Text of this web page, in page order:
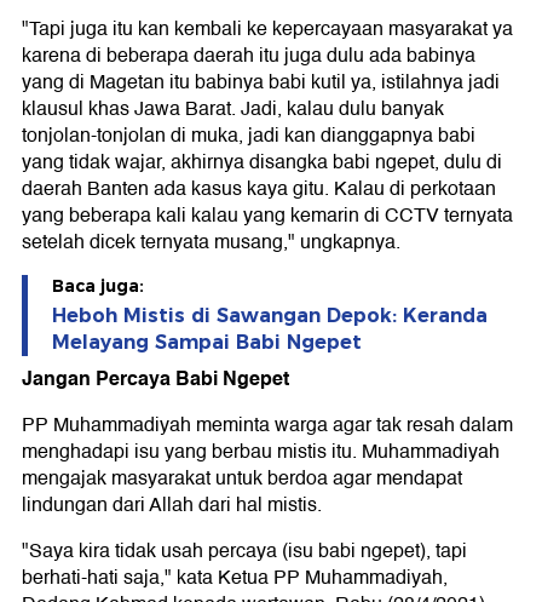
"Tapi juga itu kan kembali ke kepercayaan masyarakat ya
karena di beberapa daerah itu juga dulu ada babinya
yang di Magetan itu babinya babi kutil ya, istilahnya jadi
klausul khas Jawa Barat. Jadi, kalau dulu banyak
tonjolan-tonjolan di muka, jadi kan dianggapnya babi
yang tidak wajar, akhirnya disangka babi ngepet, dulu di
daerah Banten ada kasus kaya gitu. Kalau di perkotaan
yang beberapa kali kalau yang kemarin di CCTV ternyata
setelah dicek ternyata musang," ungkapnya.
Baca juga:
Heboh Mistis di Sawangan Depok: Keranda
Melayang Sampai Babi Ngepet
Jangan Percaya Babi Ngepet
PP Muhammadiyah meminta warga agar tak resah dalam
menghadapi isu yang berbau mistis itu. Muhammadiyah
mengajak masyarakat untuk berdoa agar mendapat
lindungan dari Allah dari hal mistis.
"Saya kira tidak usah percaya (isu babi ngepet), tapi
berhati-hati saja," kata Ketua PP Muhammadiyah,